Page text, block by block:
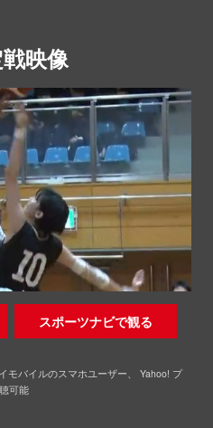
映像
スポーツナビで観る
モバイルのスマホユーザー、 Yahoo! プ
可能